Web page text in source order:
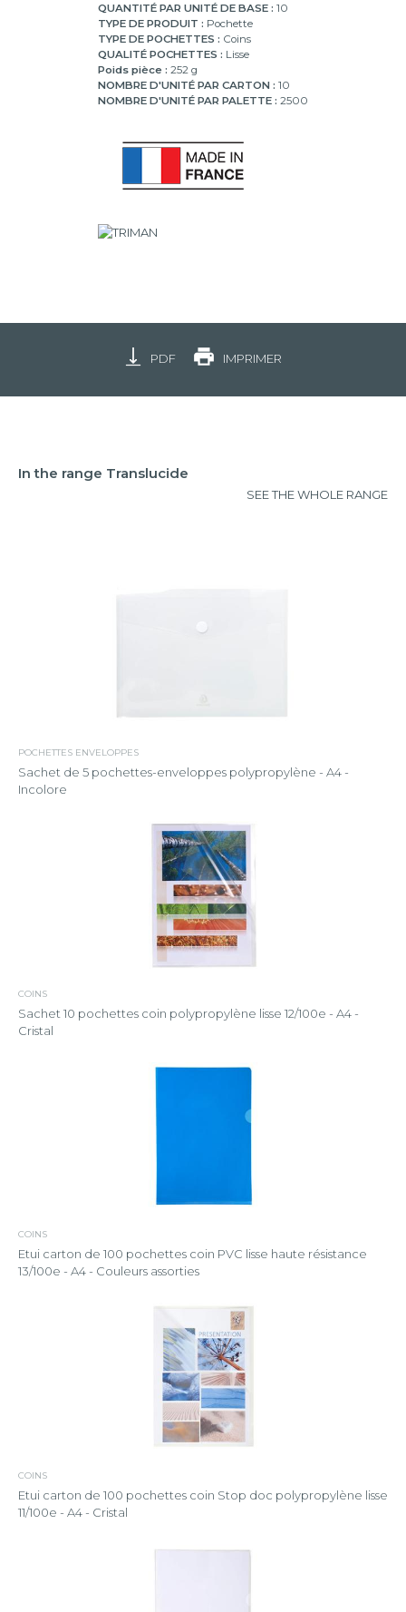
QUANTITÉ PAR UNITÉ DE BASE : 10
TYPE DE PRODUIT : Pochette
TYPE DE POCHETTES : Coins
QUALITÉ POCHETTES : Lisse
Poids pièce : 252 g
NOMBRE D'UNITÉ PAR CARTON : 10
NOMBRE D'UNITÉ PAR PALETTE : 2500
PDF IMPRIMER
In the range Translucide
SEE THE WHOLE RANGE
POCHETTES ENVELOPPES
Sachet de 5 pochettes-enveloppes polypropylène - A4 -
Incolore
COINS
Sachet 10 pochettes coin polypropylène lisse 12/100e - A4 -
Cristal
COINS
Etui carton de 100 pochettes coin PVC lisse haute résistance
13/100e - A4 - Couleurs assorties
COINS
Etui carton de 100 pochettes coin Stop doc polypropylène lisse
11/100e - A4 - Cristal